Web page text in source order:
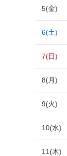
5(金)
6(土)
7(日)
8(月)
9(火)
10(水)
11(木)